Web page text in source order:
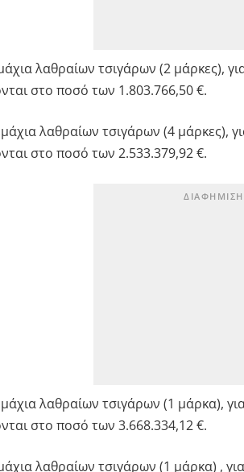
λαθραίων τσιγάρων (2 μάρκες),
στο ποσό των 1.803.766,50 €.
λαθραίων τσιγάρων (4 μάρκες),
στο ποσό των 2.533.379,92 €.
λαθραίων τσιγάρων (1 μάρκα),
στο ποσό των 3.668.334,12 €.
λαθραίων τσιγάρων (1 μάρκα) ,